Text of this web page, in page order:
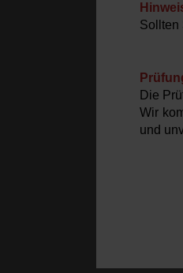
Sollten
Die
Wir
und